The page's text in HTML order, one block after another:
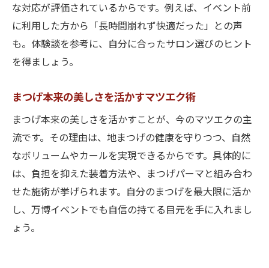
な対応が評価されているからです。例えば、イベント前
に利用した方から「長時間崩れず快適だった」との声
も。体験談を参考に、自分に合ったサロン選びのヒント
を得ましょう。
まつげ本来の美しさを活かすマツエク術
まつげ本来の美しさを活かすことが、今のマツエクの主
流です。その理由は、地まつげの健康を守りつつ、自然
なボリュームやカールを実現できるからです。具体的に
は、負担を抑えた装着方法や、まつげパーマと組み合わ
せた施術が挙げられます。自分のまつげを最大限に活か
し、万博イベントでも自信の持てる目元を手に入れまし
ょう。